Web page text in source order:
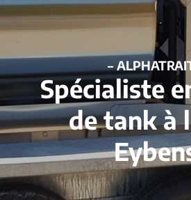
–
Spécialiste
de tank à